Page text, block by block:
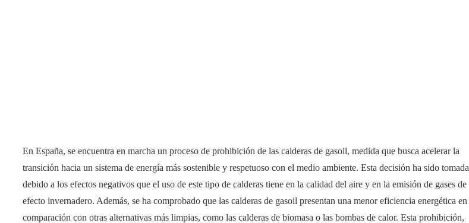
En España, se encuentra en marcha un proceso de prohibición de las calderas de gasoil, medida que busca acelerar la
transición hacia un sistema de energía más sostenible y respetuoso con el medio ambiente. Esta decisión ha sido tomada
debido a los efectos negativos que el uso de este tipo de calderas tiene en la calidad del aire y en la emisión de gases de
efecto invernadero. Además, se ha comprobado que las calderas de gasoil presentan una menor eficiencia energética en
comparación con otras alternativas más limpias, como las calderas de biomasa o las bombas de calor. Esta prohibición,